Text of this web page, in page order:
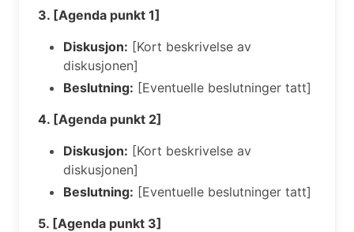
3. [Agenda punkt 1]
Diskusjon: [Kort beskrivelse av
diskusjonen]
Beslutning: [Eventuelle beslutninger tatt]
4. [Agenda punkt 2]
Diskusjon: [Kort beskrivelse av
diskusjonen]
Beslutning: [Eventuelle beslutninger tatt]
5. [Agenda punkt 3]